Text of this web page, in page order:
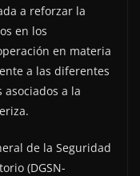
a reforzar la
en los
en materia
a las diferentes
a la
de la Seguridad
(DGSN-